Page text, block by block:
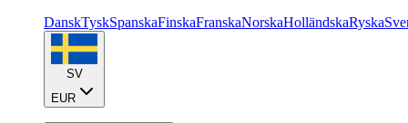
DanskTyskSpanskaFinskaFranskaNorskaHolländskaRyska
SV
EUR